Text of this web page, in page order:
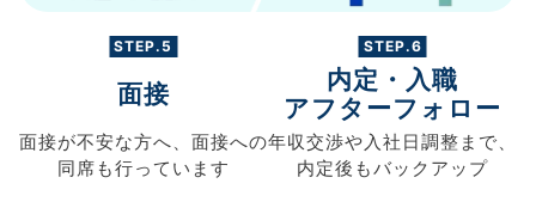
STEP.5
面接
面接が不安な方へ、 面接への
同席も行っています
STEP.6
内定・入職
アフターフォロー
年収交渉や入社日調整まで、
内定後もバックアップ